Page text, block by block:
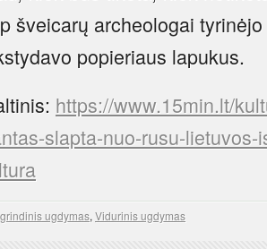
šveicarų archeologai
popieriaus lapukus.
https://www.15min.lt/
slapta-nuo-rusu-
ugdymas, Vidurinis ugdymas